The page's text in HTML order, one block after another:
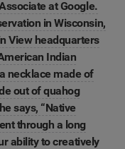
at Google.
in Wisconsin,
View headquarters
Indian
necklace made of
out of quahog
says, “Native
through a long
ability to creatively